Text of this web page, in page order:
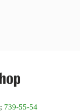
; 739-55-54